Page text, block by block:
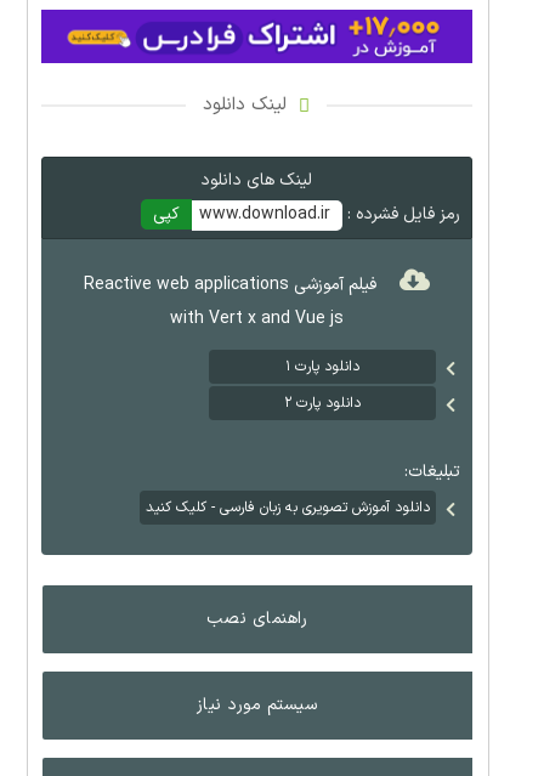
لینک دانلود
لینک های دانلود
رمز فایل فشرده :
www.download.ir کپی
فیلم آموزشی Reactive web applications
with Vert x and Vue js
دانلود پارت ۱
دانلود پارت ۲
تبلیغات:
دانلود آموزش تصویری به زبان فارسی - کلیک کنید
راهنمای نصب
سیستم مورد نیاز